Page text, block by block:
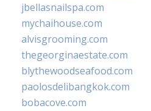
jbellasnailspa.com
mychaihouse.com
alvisgrooming.com
thegeorginaestate.com
blythewoodseafood.com
paolosdelibangkok.com
bobacove.com